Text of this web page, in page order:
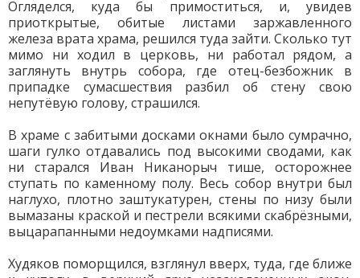
Огляделся, куда бы примоститься, и, увидев
приоткрытые, обитые листами заржавленного
железа врата храма, решился туда зайти. Сколько тут
мимо ни ходил в церковь, ни работал рядом, а
заглянуть внутрь собора, где отец-безбожник в
припадке сумасшествия разбил об стену свою
непутёвую голову, страшился.
В храме с забитыми досками окнами было сумрачно,
шаги гулко отдавались под высокими сводами, как
ни старался Иван Никанорыч тише, осторожнее
ступать по каменному полу. Весь собор внутри был
наглухо, плотно заштукатурен, стены по низу были
вымазаны краской и пестрели всякими скабрёзными,
выцарапанными недоумками надписями.
Худяков поморщился, взглянул вверх, туда, где ближе